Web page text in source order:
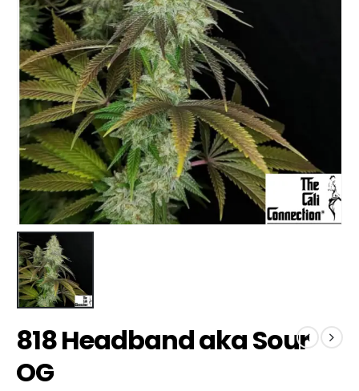
818 Headband aka Sour
OG